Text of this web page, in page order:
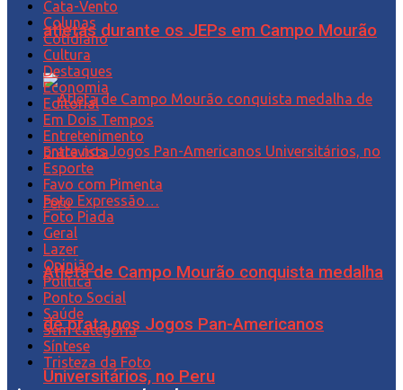
atletas durante os JEPs em Campo Mourão
Atleta de Campo Mourão conquista medalha
de prata nos Jogos Pan-Americanos
Universitários, no Peru
Cata-Vento
Colunas
Cotidiano
Cultura
Destaques
Economia
Editorial
Em Dois Tempos
Entretenimento
Entrevista
Esporte
Favo com Pimenta
Foto Expressão…
Foto Piada
Geral
Lazer
Opinião
Política
Ponto Social
Saúde
Sem categoria
Síntese
Tristeza da Foto